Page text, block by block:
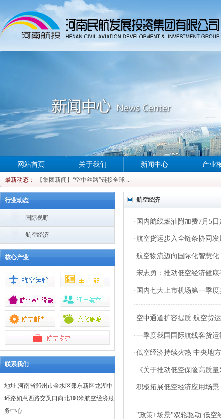
网站首页
最新动态：
【集团新闻】实干争先 实绩兴企｜“空中...
【集团新闻】“空中丝路”链接全球 ...
【集团新闻】实干争先 实绩兴企｜“空中...
【集团新闻】“空中丝路”链接全球 ...
关于我们 新闻中心 产业
行业动态
国际视野
航空经济
核心产业
联系我们
地址:河南省郑州市金水区郑东新区龙湖中
环路如意西路交叉口向北100米航空经济服
务中心
航空经济
· 国内航线燃油附加费7月5
·航空货运步入全链条协同发
·航空物流迈向国际化智慧化
·宋志勇：推动低空经济健康
· 国内七大上市机场第一季
· 空中通道扩容提质 航空货
·一季度我国国际航线客货
·低空经济持续火热 中央地
· 《关于推动低空保险高质
·积极拓展低空经济应用场景
· "政策+场景"双轮驱动 低空